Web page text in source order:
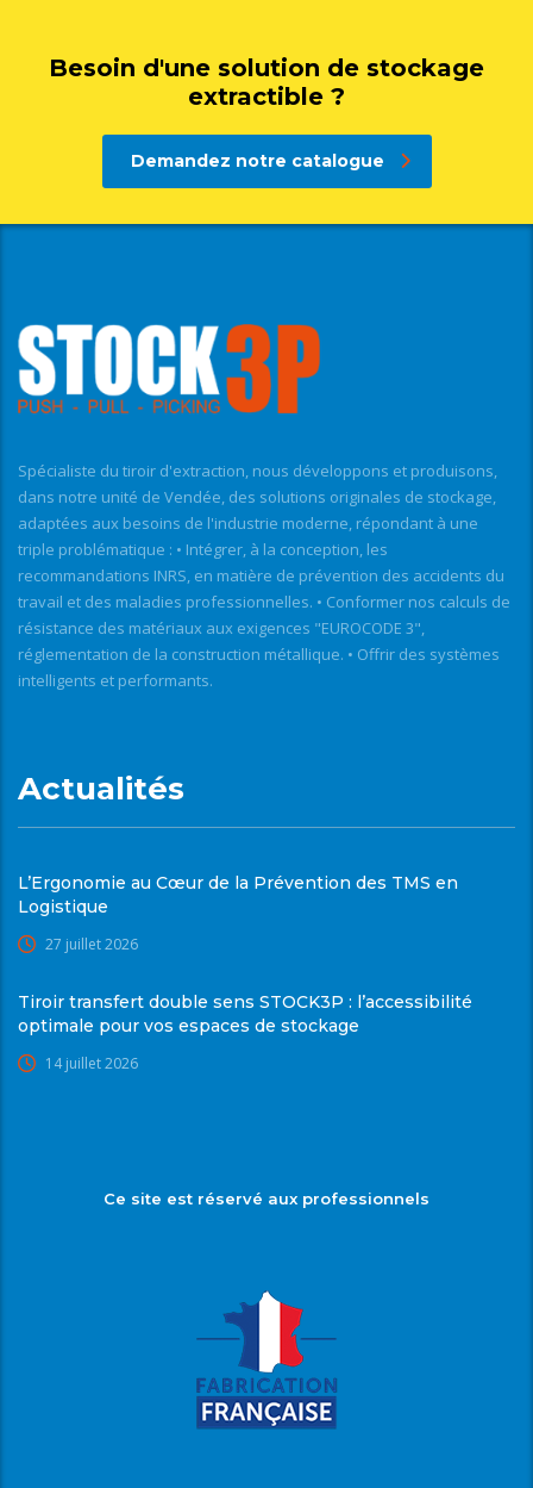
Besoin d'une solution de stockage
extractible ?
Demandez notre catalogue
Spécialiste du tiroir d'extraction, nous développons et produisons,
dans notre unité de Vendée, des solutions originales de stockage,
adaptées aux besoins de l'industrie moderne, répondant à une
triple problématique : • Intégrer, à la conception, les
recommandations INRS, en matière de prévention des accidents du
travail et des maladies professionnelles. • Conformer nos calculs de
résistance des matériaux aux exigences "EUROCODE 3",
réglementation de la construction métallique. • Offrir des systèmes
intelligents et performants.
Actualités
L’Ergonomie au Cœur de la Prévention des TMS en
Logistique
27 juillet 2026
Tiroir transfert double sens STOCK3P : l’accessibilité
optimale pour vos espaces de stockage
14 juillet 2026
Ce site est réservé aux professionnels